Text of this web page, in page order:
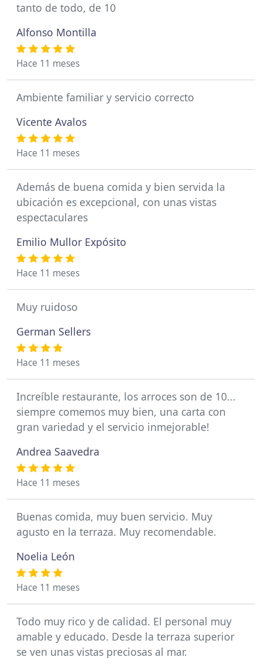
tanto de todo, de 10
Alfonso Montilla
Hace 11 meses
Ambiente familiar y servicio correcto
Vicente Avalos
Hace 11 meses
Además de buena comida y bien servida la
ubicación es excepcional, con unas vistas
espectaculares
Emilio Mullor Expósito
Hace 11 meses
Muy ruidoso
German Sellers
Hace 11 meses
Increíble restaurante, los arroces son de 10...
siempre comemos muy bien, una carta con
gran variedad y el servicio inmejorable!
Andrea Saavedra
Hace 11 meses
Buenas comida, muy buen servicio. Muy
agusto en la terraza. Muy recomendable.
Noelia León
Hace 11 meses
Todo muy rico y de calidad. El personal muy
amable y educado. Desde la terraza superior
se ven unas vistas preciosas al mar.